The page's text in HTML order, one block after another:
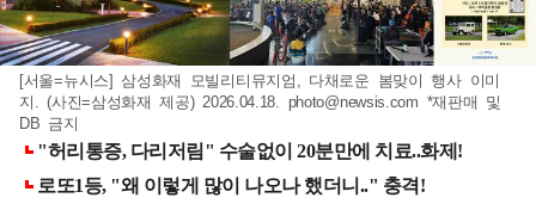
[서울=뉴시스] 삼성화재 모빌리티뮤지엄, 다채로운 봄맞이 행사 이미
지. (사진=삼성화재 제공) 2026.04.18. photo@newsis.com *재판매 및
DB 금지